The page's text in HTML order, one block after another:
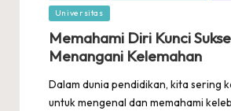
inUniversitas
Memahami Diri Kunci
Menangani Kelemahan
Dalam dunia pendidikan, kita sering
untuk mengenal dan memahami